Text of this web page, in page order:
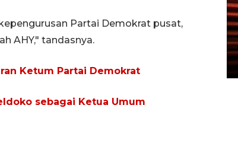
Partai Demokrat pusat,
AHY," tandasnya.
Ketum Partai Demokrat
sebagai Ketua Umum
Prediksi puncak musim
kemarau di Kalimantan
Tengah